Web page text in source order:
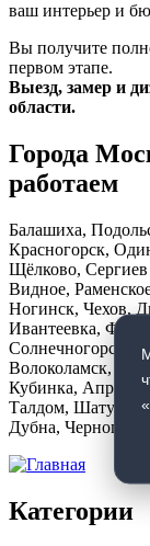
ваш интерьер и
Вы получите
первом этапе.
Выезд, замер и
области.
Города
работаем
Балашиха,
Красногорск,
Щёлково,
Видное,
Ногинск, Чехов,
Ивантеевка,
Солнечногорск,
Волоколамск,
Кубинка,
Талдом, Шатура,
Дубна,
Категории